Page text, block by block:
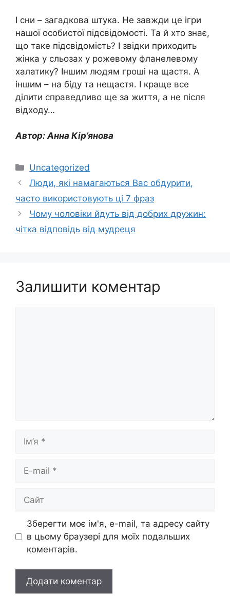
І сни – загадкова штука. Не завжди це ігри
нашої особистої підсвідомості. Та й хто знає,
що таке підсвідомість? І звідки приходить
жінка у сльозах у рожевому фланелевому
халатику? Іншим людям гроші на щастя. А
іншим – на біду та нещастя. І краще все
ділити справедливо ще за життя, а не після
відходу…
Автор: Анна Кір’янова
Категорії
Uncategorized
Люди, які намагаються Вас обдурити,
часто використовують ці 7 фраз
Чому чоловіки йдуть від добрих дружин:
чітка відповідь від мудреця
Залишити коментар
Ім’я
Сайт
Зберегти моє ім'я, e-mail, та адресу сайту
в цьому браузері для моїх подальших
коментарів.